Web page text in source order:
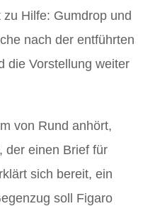
Hilfe: Gumdrop und
nach der entführten
die Vorstellung weiter
von Rund anhört,
der einen Brief für
sich bereit, ein
soll Figaro